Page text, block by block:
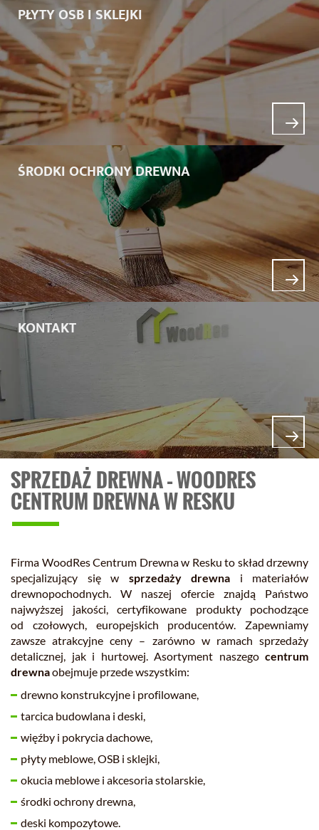
PŁYTY OSB I SKLEJKI
ŚRODKI OCHRONY DREWNA
KONTAKT
SPRZEDAŻ DREWNA – WOODRES
CENTRUM DREWNA W RESKU
Firma WoodRes Centrum Drewna w Resku to skład drzewny
specjalizujący się w sprzedaży drewna i materiałów
drewnopochodnych. W naszej ofercie znajdą Państwo
najwyższej jakości, certyfikowane produkty pochodzące
od czołowych, europejskich producentów. Zapewniamy
zawsze atrakcyjne ceny – zarówno w ramach sprzedaży
detalicznej, jak i hurtowej. Asortyment naszego centrum
drewnaobejmuje przede wszystkim:
drewno konstrukcyjne i profilowane,
tarcica budowlana i deski,
więźby i pokrycia dachowe,
płyty meblowe, OSB i sklejki,
okucia meblowe i akcesoria stolarskie,
środki ochrony drewna,
deski kompozytowe.